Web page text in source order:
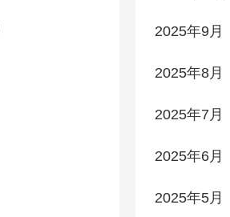
2025年9月
2025年8月
2025年7月
2025年6月
2025年5月